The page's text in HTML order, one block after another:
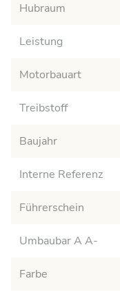
Hubraum
Leistung
Motorbauart
Treibstoff
Baujahr
Interne Referenz
Führerschein
Umbaubar A A-
Farbe